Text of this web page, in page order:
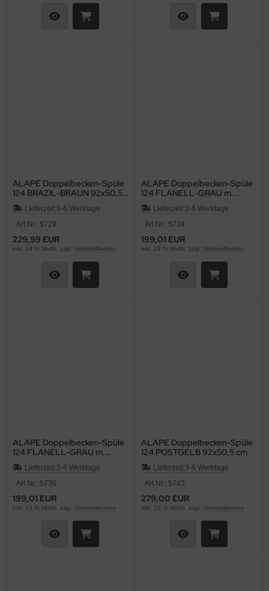
ALAPE Doppelbecken-Spüle
124 BRAZIL-BRAUN 92x50,5
cm
Lieferzeit:3-6 Werktage
Art.Nr.: 5729
229,99 EUR
inkl. 19 % MwSt. zzgl. Versandkosten
ALAPE Doppelbecken-Spüle
124 FLANELL-GRAU m.
Contur WEISS 92x50,
Lieferzeit:3-6 Werktage
Art.Nr.: 5734
199,01 EUR
inkl. 19 % MwSt. zzgl. Versandkosten
ALAPE Doppelbecken-Spüle
124 FLANELL-GRAU m.
Contur WEISS 92x50,
Lieferzeit:3-6 Werktage
Art.Nr.: 5736
199,01 EUR
inkl. 19 % MwSt. zzgl. Versandkosten
ALAPE Doppelbecken-Spüle
124 POSTGELB 92x50,5 cm
Lieferzeit:3-6 Werktage
Art.Nr.: 5743
279,00 EUR
inkl. 19 % MwSt. zzgl. Versandkosten